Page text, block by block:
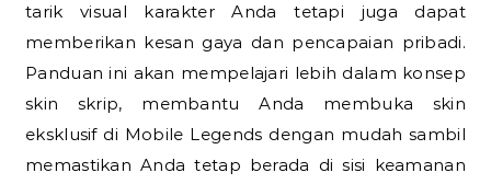
tarik visual karakter Anda tetapi juga dapat
memberikan kesan gaya dan pencapaian pribadi.
Panduan ini akan mempelajari lebih dalam konsep
skin skrip, membantu Anda membuka skin
eksklusif di Mobile Legends dengan mudah sambil
memastikan Anda tetap berada di sisi keamanan